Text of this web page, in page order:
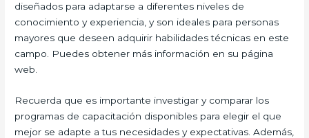
diseñados para adaptarse a diferentes niveles de
conocimiento y experiencia, y son ideales para personas
mayores que deseen adquirir habilidades técnicas en este
campo. Puedes obtener más información en su página
web.
Recuerda que es importante investigar y comparar los
programas de capacitación disponibles para elegir el que
mejor se adapte a tus necesidades y expectativas. Además,